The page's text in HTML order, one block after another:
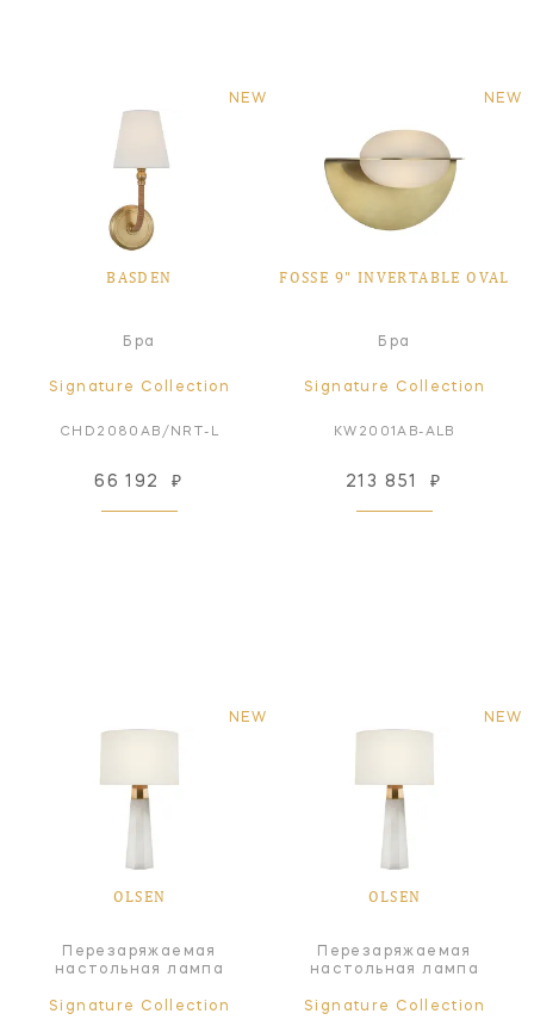
NEW
BASDEN
Бра
Signature Collection
CHD2080AB/NRT-L
66 192 ₽
NEW
FOSSE 9" INVERTABLE OVAL
Бра
Signature Collection
KW2001AB-ALB
213 851 ₽
NEW
OLSEN
Перезаряжаемая
настольная лампа
Signature Collection
NEW
OLSEN
Перезаряжаемая
настольная лампа
Signature Collection